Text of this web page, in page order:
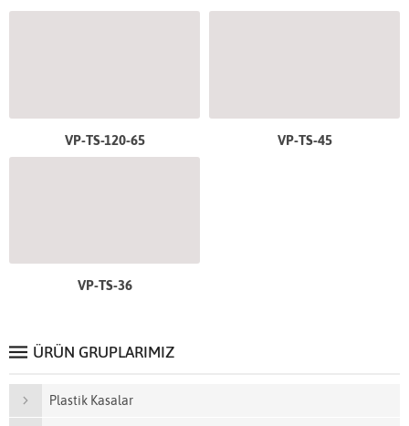
VP-TS-120-65 VP-TS-45
VP-TS-36
ÜRÜN GRUPLARIMIZ
Plastik Kasalar